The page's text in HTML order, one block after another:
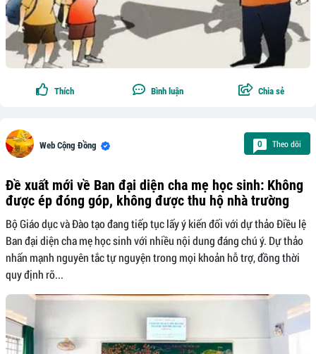
Thích Bình luận Chia sẻ
Web Cộng Đồng 0 Theo dõi
Đề xuất mới về Ban đại diện cha mẹ học sinh: Không
được ép đóng góp, không được thu hộ nhà trường
Bộ Giáo dục và Đào tạo đang tiếp tục lấy ý kiến đối với dự thảo Điều lệ
Ban đại diện cha mẹ học sinh với nhiều nội dung đáng chú ý. Dự thảo
nhấn mạnh nguyên tắc tự nguyện trong mọi khoản hỗ trợ, đồng thời
quy định rõ...